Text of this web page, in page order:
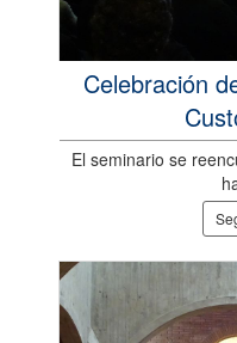
Celebración
El seminario se